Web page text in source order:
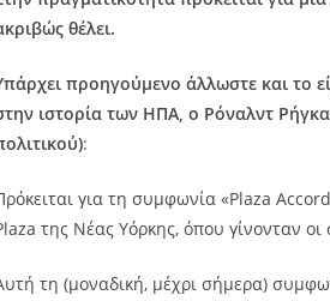
θέλει.
προηγούμενο άλλωστε και το
ιστορία των ΗΠΑ, ο Ρόναλντ
:
για τη συμφωνία «Plaza
της Νέας Υόρκης, όπου γίνονταν οι
τη (μοναδική, μέχρι σήμερα)